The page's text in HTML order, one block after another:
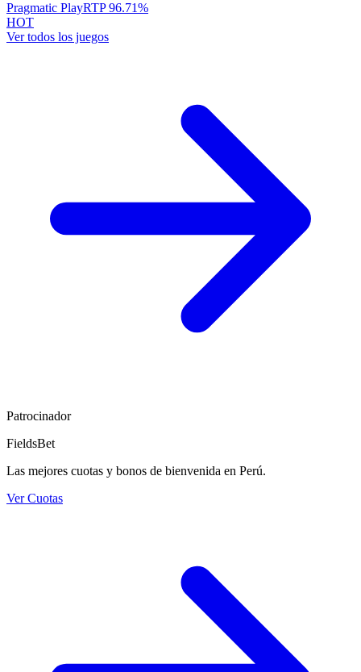
Pragmatic PlayRTP96.71%
HOT
Ver todos los juegos
Patrocinador
FieldsBet
Las mejores cuotas y bonos de bienvenida en Perú.
Ver Cuotas